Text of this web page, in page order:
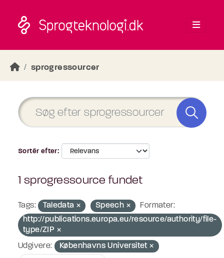
sprogressourcer
Sortér efter
1 sprogressource fundet
Tags: Taledata Speech
Formater:
http://publications.europa.eu/resource/authority/file-
type/ZIP
Udgivere:
Københavns Universitet